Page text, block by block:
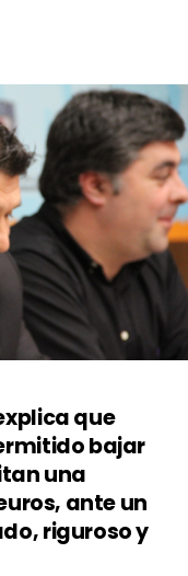
que
bajar
una
ante un
riguroso y